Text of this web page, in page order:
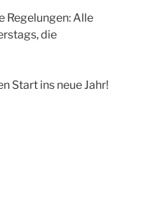
Regelungen: Alle
die
Start ins neue Jahr!